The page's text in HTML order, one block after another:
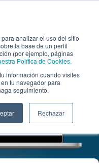
analizar el uso del sitio
la base de un perfil
(por ejemplo, páginas
Política de Cookies.
información cuando visites
tu navegador para
seguimiento.
Rechazar